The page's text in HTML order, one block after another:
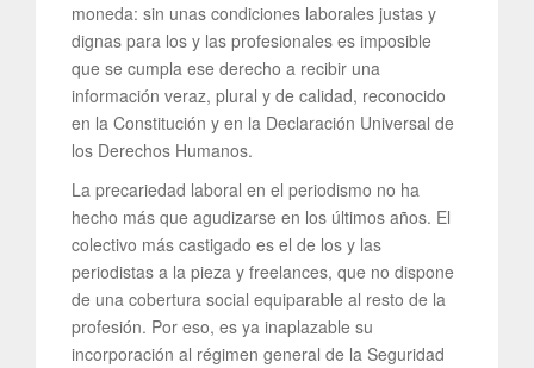
moneda: sin unas condiciones laborales justas y
dignas para los y las profesionales es imposible
que se cumpla ese derecho a recibir una
información veraz, plural y de calidad, reconocido
en la Constitución y en la Declaración Universal de
los Derechos Humanos.
La precariedad laboral en el periodismo no ha
hecho más que agudizarse en los últimos años. El
colectivo más castigado es el de los y las
periodistas a la pieza y freelances, que no dispone
de una cobertura social equiparable al resto de la
profesión. Por eso, es ya inaplazable su
incorporación al régimen general de la Seguridad